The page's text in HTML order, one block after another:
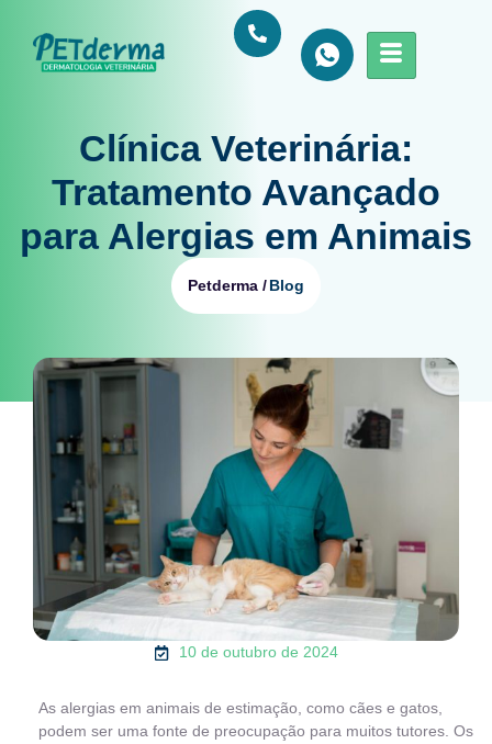
Clínica Veterinária:
Tratamento Avançado
para Alergias em Animais
Petderma /Blog
10 de outubro de 2024
As alergias em animais de estimação, como cães e gatos,
podem ser uma fonte de preocupação para muitos tutores. Os